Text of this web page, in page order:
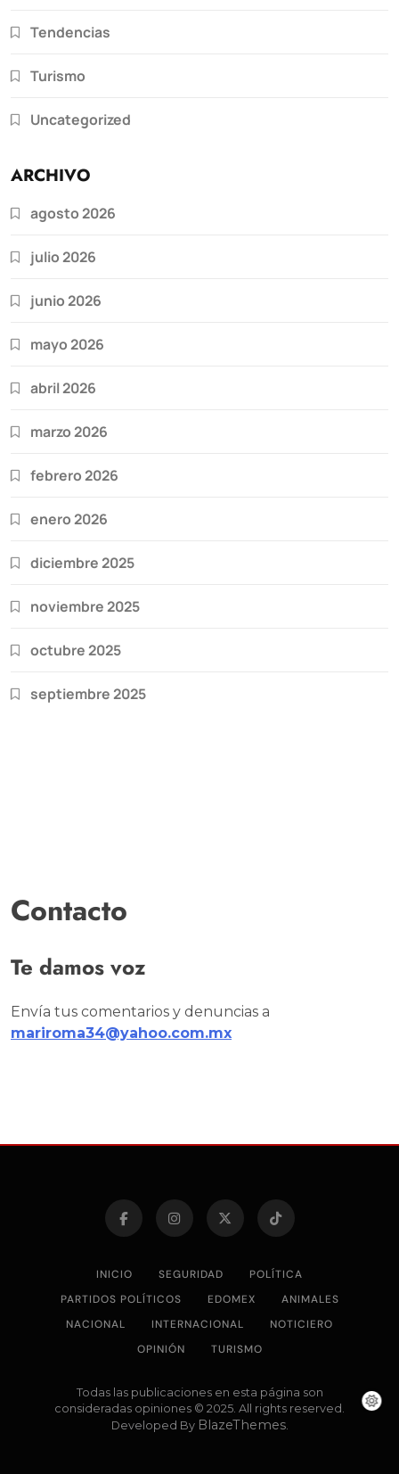
Tendencias
Turismo
Uncategorized
ARCHIVO
agosto 2026
julio 2026
junio 2026
mayo 2026
abril 2026
marzo 2026
febrero 2026
enero 2026
diciembre 2025
noviembre 2025
octubre 2025
septiembre 2025
Contacto
Te damos voz
Envía tus comentarios y denuncias a
mariroma34@yahoo.com.mx
INICIO SEGURIDAD
POLÍTICA
PARTIDOS POLÍTICOS
EDOMEX
ANIMALES
NACIONAL
INTERNACIONAL
NOTICIERO
OPINIÓN
TURISMO
Todas las publicaciones en esta página son
consideradas opiniones © 2025. All rights reserved.
Developed By BlazeThemes.